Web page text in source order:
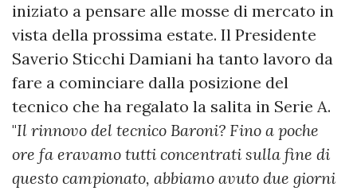
iniziato a pensare alle mosse di mercato in
vista della prossima estate. Il Presidente
Saverio Sticchi Damiani ha tanto lavoro da
fare a cominciare dalla posizione del
tecnico che ha regalato la salita in Serie A.
"Il rinnovo del tecnico Baroni? Fino a poche
ore fa eravamo tutti concentrati sulla fine di
questo campionato, abbiamo avuto due giorni